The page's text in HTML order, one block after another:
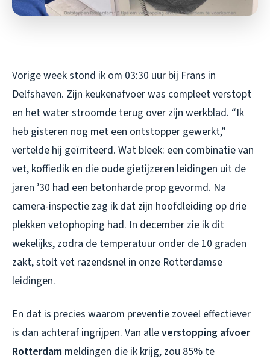
Vorige week stond ik om 03:30 uur bij Frans in
Delfshaven. Zijn keukenafvoer was compleet verstopt
en het water stroomde terug over zijn werkblad. “Ik
heb gisteren nog met een ontstopper gewerkt,”
vertelde hij geïrriteerd. Wat bleek: een combinatie van
vet, koffiedik en die oude gietijzeren leidingen uit de
jaren ’30 had een betonharde prop gevormd. Na
camera-inspectie zag ik dat zijn hoofdleiding op drie
plekken vetophoping had. In december zie ik dit
wekelijks, zodra de temperatuur onder de 10 graden
zakt, stolt vet razendsnel in onze Rotterdamse
leidingen.
En dat is precies waarom preventie zoveel effectiever
is dan achteraf ingrijpen. Van alleverstopping afvoer
Rotterdam meldingen die ik krijg, zou 85% te